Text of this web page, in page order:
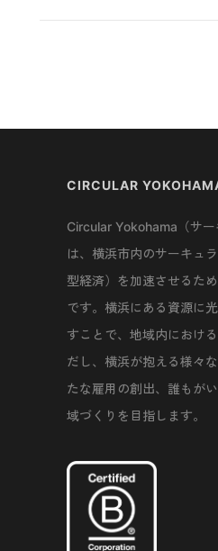
CIRCULAR
Circular Yokohama（サー
は、横浜市内のサーキュ
型経済）を加速させるた
です。横浜にある資源に
すことで、地域内におけ
だし、横浜が抱える様々
たな雇用の創出、誰もが
域づくりを目指します。